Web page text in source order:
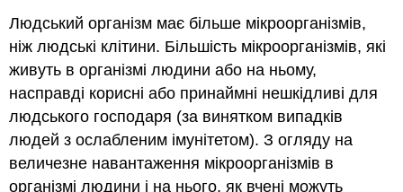
Людський організм має більше мікроорганізмів,
ніж людські клітини. Більшість мікроорганізмів, які
живуть в організмі людини або на ньому,
насправді корисні або принаймні нешкідливі для
людського господаря (за винятком випадків
людей з ослабленим імунітетом). З огляду на
величезне навантаження мікроорганізмів в
організмі людини і на нього, як вчені можуть